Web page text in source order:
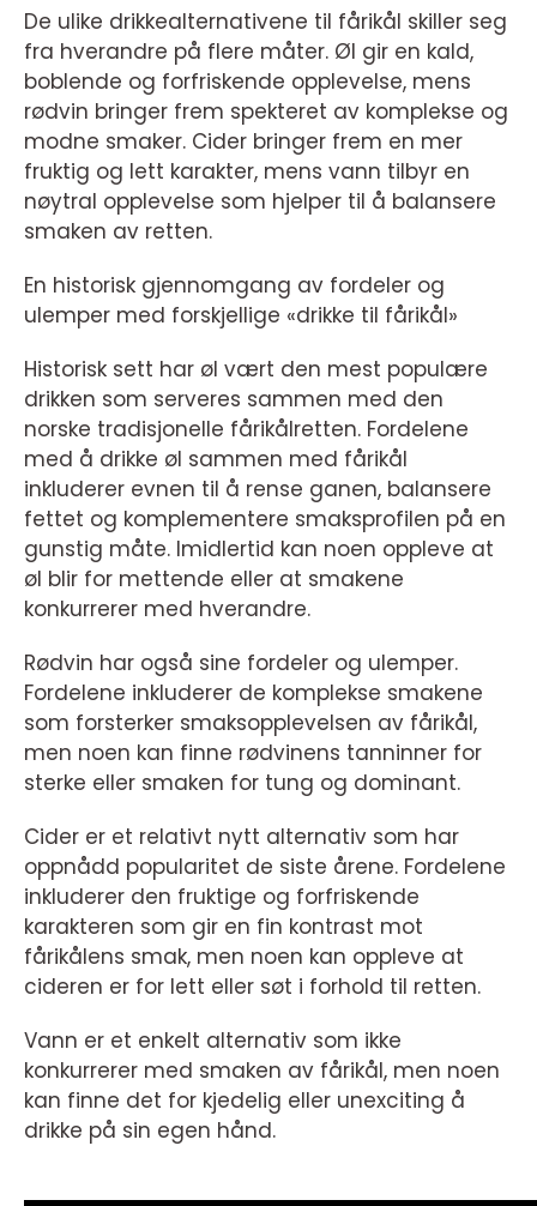
De ulike drikkealternativene til fårikål skiller seg
fra hverandre på flere måter. Øl gir en kald,
boblende og forfriskende opplevelse, mens
rødvin bringer frem spekteret av komplekse og
modne smaker. Cider bringer frem en mer
fruktig og lett karakter, mens vann tilbyr en
nøytral opplevelse som hjelper til å balansere
smaken av retten.
En historisk gjennomgang av fordeler og
ulemper med forskjellige «drikke til fårikål»
Historisk sett har øl vært den mest populære
drikken som serveres sammen med den
norske tradisjonelle fårikålretten. Fordelene
med å drikke øl sammen med fårikål
inkluderer evnen til å rense ganen, balansere
fettet og komplementere smaksprofilen på en
gunstig måte. Imidlertid kan noen oppleve at
øl blir for mettende eller at smakene
konkurrerer med hverandre.
Rødvin har også sine fordeler og ulemper.
Fordelene inkluderer de komplekse smakene
som forsterker smaksopplevelsen av fårikål,
men noen kan finne rødvinens tanninner for
sterke eller smaken for tung og dominant.
Cider er et relativt nytt alternativ som har
oppnådd popularitet de siste årene. Fordelene
inkluderer den fruktige og forfriskende
karakteren som gir en fin kontrast mot
fårikålens smak, men noen kan oppleve at
cideren er for lett eller søt i forhold til retten.
Vann er et enkelt alternativ som ikke
konkurrerer med smaken av fårikål, men noen
kan finne det for kjedelig eller unexciting å
drikke på sin egen hånd.